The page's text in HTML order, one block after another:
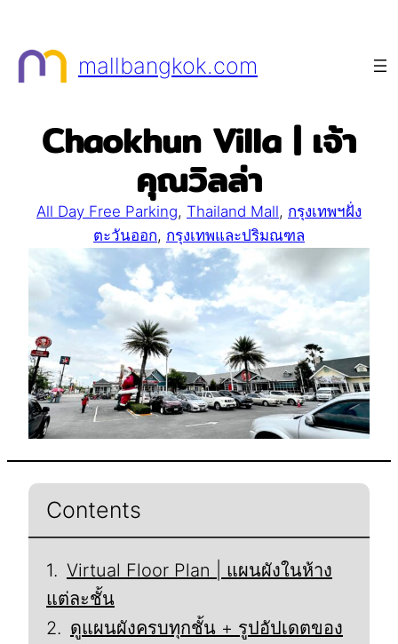
content
mallbangkok.com
Chaokhun Villa | เจ้า
คุณวิลล่า
All Day Free Parking, Thailand Mall, กรุงเทพฯฝั่ง
ตะวันออก, กรุงเทพและปริมณฑล
Contents
Virtual Floor Plan | แผนผังในห้าง
แต่ละชั้น
ดูแผนผังครบทุกชั้น + รูปอัปเดตของ